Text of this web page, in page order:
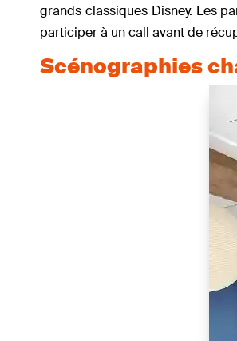
grands classiques Disney. Les
participer à un call avant de
Scénographies